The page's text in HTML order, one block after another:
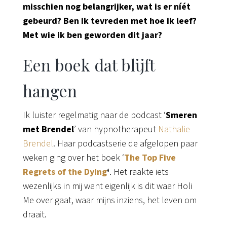
misschien nog belangrijker, wat is er níét
gebeurd? Ben ik tevreden met hoe ik leef?
Met wie ik ben geworden dit jaar?
Een boek dat blijft
hangen
Ik luister regelmatig naar de podcast ‘Smeren
met Brendel’ van hypnotherapeut Nathalie
Brendel. Haar podcastserie de afgelopen paar
weken ging over het boek ‘The Top Five
Regrets of the Dying‘. Het raakte iets
wezenlijks in mij want eigenlijk is dit waar Holi
Me over gaat, waar mijns inziens, het leven om
draait.